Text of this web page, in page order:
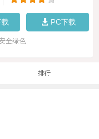
PC下载
全绿色
排行